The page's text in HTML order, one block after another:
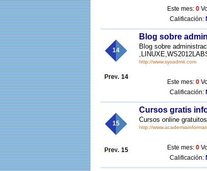
Este mes: 0
Calificación:
14
14
Blog sobre
Blog sobre
http://www.sysadmit.com
Este mes: 0
Calificación:
15
15
Cursos gratis
Cursos online
http://
Este mes: 0
Calificación: